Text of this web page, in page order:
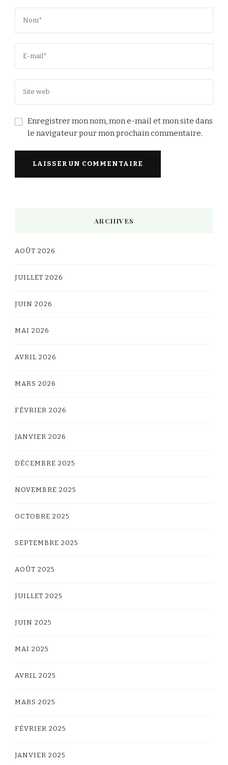
Enregistrer mon nom, mon e-mail et mon site dans
le navigateur pour mon prochain commentaire.
ARCHIVES
AOÛT 2026
JUILLET 2026
JUIN 2026
MAI 2026
AVRIL 2026
MARS 2026
FÉVRIER 2026
JANVIER 2026
DÉCEMBRE 2025
NOVEMBRE 2025
OCTOBRE 2025
SEPTEMBRE 2025
AOÛT 2025
JUILLET 2025
JUIN 2025
MAI 2025
AVRIL 2025
MARS 2025
FÉVRIER 2025
JANVIER 2025